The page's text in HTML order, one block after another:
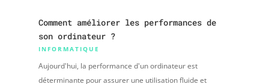
Comment améliorer les performances de
son ordinateur ?
INFORMATIQUE
Aujourd'hui, la performance d'un ordinateur est
déterminante pour assurer une utilisation fluide et